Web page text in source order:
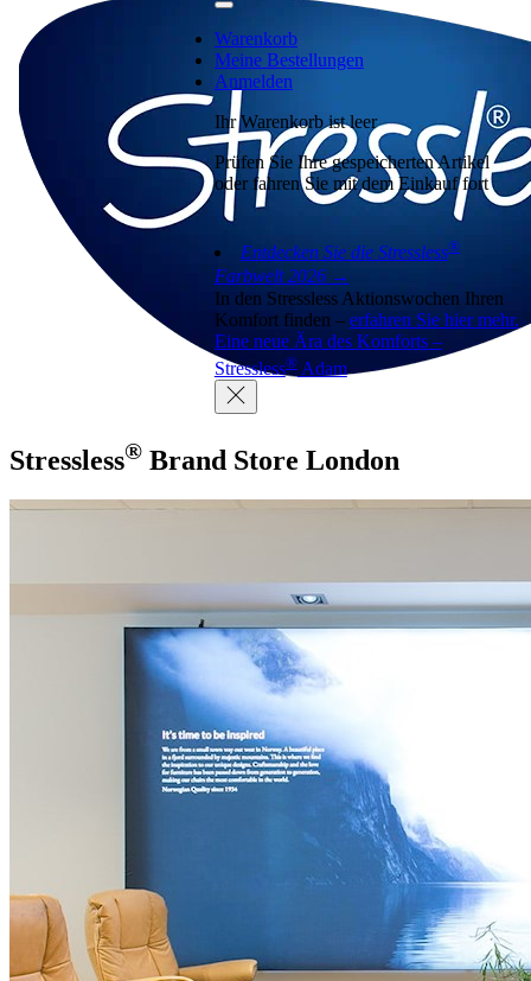
Warenkorb
Meine Bestellungen
Anmelden
Ihr Warenkorb ist leer
Prüfen Sie Ihre gespeicherten Artikel
oder fahren Sie mit dem Einkauf fort
Entdecken Sie die Stressless®
Farbwelt 2026 →
In den Stressless Aktionswochen Ihren
Komfort finden – erfahren Sie hier mehr.
Eine neue Ära des Komforts –
Stressless®Adam
Stressless® Brand Store London